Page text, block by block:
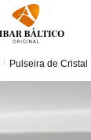
/ Pulseira de Cristal